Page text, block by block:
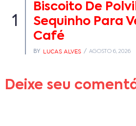
1
Biscoito De
Sequinho Para
Café
BY LUCAS ALVES AGOSTO 6, 2026
Deixe seu